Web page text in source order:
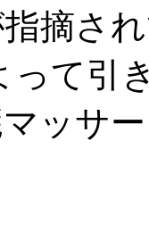
摘さ
って引
ッサ